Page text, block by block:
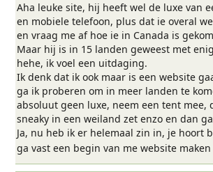
Aha leuke site, hij heeft wel de luxe van
en mobiele telefoon, plus dat ie overal
en vraag me af hoe ie in Canada is
Maar hij is in 15 landen geweest met
hehe, ik voel een uitdaging.
Ik denk dat ik ook maar is een website
ga ik proberen om in meer landen te
absoluut geen luxe, neem een tent mee,
sneaky in een weiland zet enzo en dan
Ja, nu heb ik er helemaal zin in, je hoort
ga vast een begin van me website maken